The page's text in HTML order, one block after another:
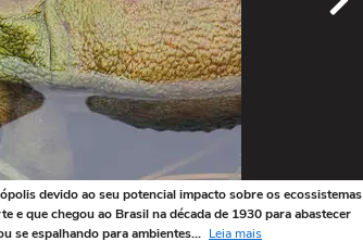
devido ao seu potencial impacto sobre os ecossistemas
e que chegou ao Brasil na década de 1930 para abastecer
se espalhando para ambientes... Leia mais